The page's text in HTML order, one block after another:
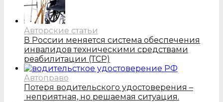
Авторские статьи
В России меняется система обеспечения
инвалидов техническими средствами
реабилитации (ТСР)
Автоправо
Потеря водительского удостоверения –
неприятная, но решаемая ситуация.